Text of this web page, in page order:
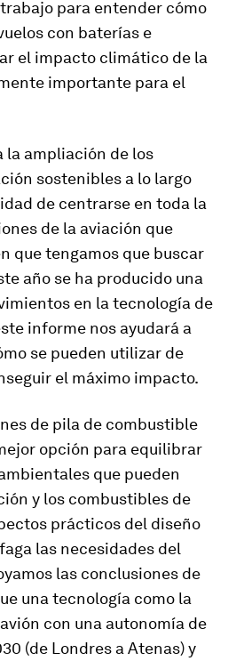
para entender cómo
con baterías e
el impacto climático de la
importante para el
la ampliación de los
sostenibles a lo largo
de centrarse en toda la
de la aviación que
que tengamos que buscar
año se ha producido una
en la tecnología de
informe nos ayudará a
se pueden utilizar de
el máximo impacto.
de pila de combustible
opción para equilibrar
que pueden
y los combustibles de
prácticos del diseño
las necesidades del
las conclusiones de
una tecnología como la
con una autonomía de
(de Londres a Atenas) y